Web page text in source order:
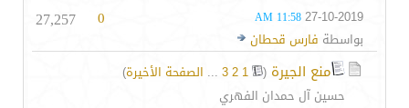
27-10-2019
11:58 AM
بواسطة فارس قحطان
0
27,257
منع الجيرة (
1
2
3
... الصفحة الأخيرة)
حسين آل حمدان الفهري